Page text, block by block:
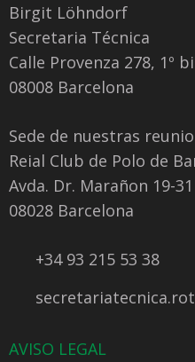
Birgit Löhndorf
Secretaria Técnica
Calle Provenza 278, 1º
08008 Barcelona
Sede de nuestras
Reial Club de Polo de
Avda. Dr. Marañon 19-31
08028 Barcelona
+34 93 215 53 38
AVISO LEGAL